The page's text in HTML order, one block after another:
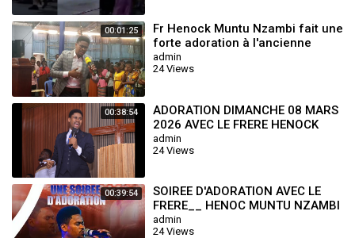
00:01:25
Fr Henock Muntu Nzambi fait une
forte adoration à l'ancienne
mode Au ZoroBabel tabernacle
de K
admin
24 Views
00:38:54
ADORATION DIMANCHE 08 MARS
2026 AVEC LE FRERE HENOCK
MUTU NZAMBI ‪
admin
24 Views
00:39:54
SOIREE D'ADORATION AVEC LE
FRERE__ HENOC MUNTU NZAMBI
admin
24 Views